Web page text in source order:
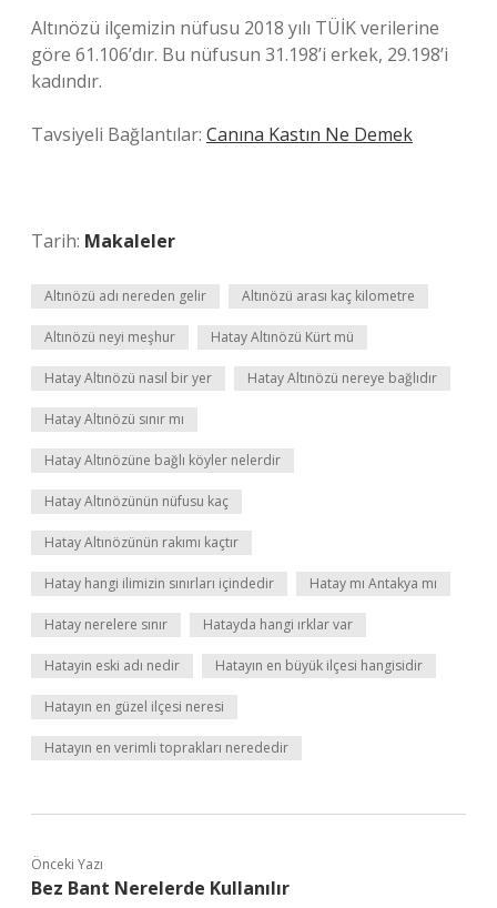
Altınözü ilçemizin nüfusu 2018 yılı TÜİK verilerine
göre 61.106’dır. Bu nüfusun 31.198’i erkek, 29.198’i
kadındır.
Tavsiyeli Bağlantılar: Canına Kastın Ne Demek
Tarih: Makaleler
Altınözü adı nereden gelir Altınözü arası kaç kilometre
Altınözü neyi meşhur Hatay Altınözü Kürt mü
Hatay Altınözü nasıl bir yer Hatay Altınözü nereye bağlıdır
Hatay Altınözü sınır mı
Hatay Altınözüne bağlı köyler nelerdir
Hatay Altınözünün nüfusu kaç
Hatay Altınözünün rakımı kaçtır
Hatay hangi ilimizin sınırları içindedir Hatay mı Antakya mı
Hatay nerelere sınır Hatayda hangi ırklar var
Hatayin eski adı nedir Hatayın en büyük ilçesi hangisidir
Hatayın en güzel ilçesi neresi
Hatayın en verimli toprakları nerededir
Önceki Yazı
Bez Bant Nerelerde Kullanılır